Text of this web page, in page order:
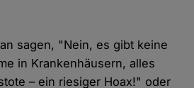
sagen, "Nein, es gibt keine
in Krankenhäusern, alles
– ein riesiger Hoax!" oder